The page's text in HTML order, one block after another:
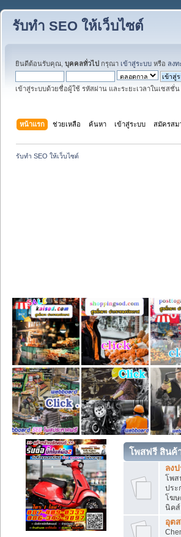
รับทำ SEO ให้เว็บไซต์
ยินดีต้อนรับคุณ, บุคคลทั่วไป กรุณา เข้าสู่ระบบ หรือ ลงท
เข้าสู่ระบบด้วยชื่อผู้ใช้ รหัสผ่าน และระยะเวลาในเซสชั่น
หน้าแรก ช่วยเหลือ ค้นหา เข้าสู่ระบบ สมัครสม
รับทำ SEO ให้เว็บไซต์
โพสฟรี สินค้
ลง
โพส
ประ
โฆษ
นิคส์
อุต